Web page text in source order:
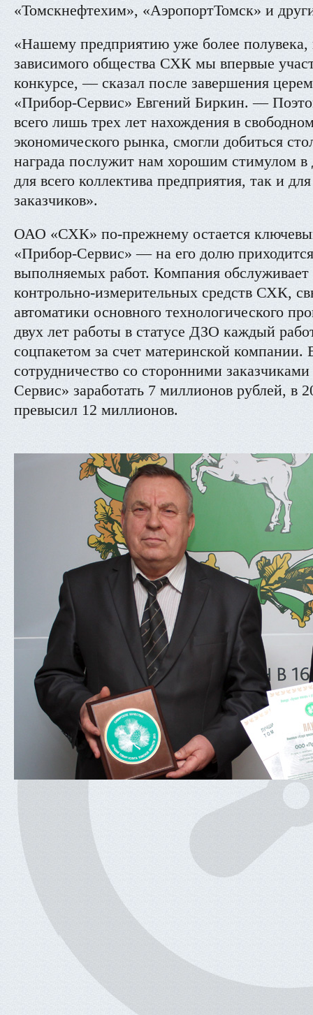
«Томскнефтехим», «АэропортТомск» и
«Нашему предприятию уже более полувека,
зависимого общества СХК мы впервые
конкурсе, — сказал после завершения
«Прибор-Сервис» Евгений Биркин. —
всего лишь трех лет нахождения в
экономического рынка, смогли добиться
награда послужит нам хорошим стимулом в
для всего коллектива предприятия, так и
заказчиков».
ОАО «СХК» по-прежнему остается
«Прибор-Сервис» — на его долю
выполняемых работ. Компания
контрольно-измерительных средств СХК,
автоматики основного технологического
двух лет работы в статусе ДЗО каждый
соцпакетом за счет материнской компании.
сотрудничество со сторонними
Сервис» заработать 7 миллионов рублей, в
превысил 12 миллионов.